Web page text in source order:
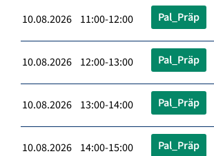
10.08.2026 11:00-12:00 Pal_Präp
10.08.2026 12:00-13:00 Pal_Präp
10.08.2026 13:00-14:00 Pal_Präp
10.08.2026 14:00-15:00 Pal_Präp